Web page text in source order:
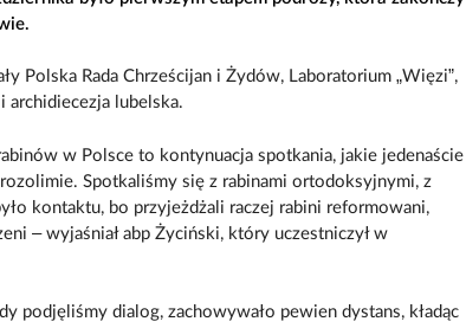
Polska Rada Chrześcijan i Żydów, Laboratorium „Więzi”,
archidiecezja lubelska.
w Polsce to kontynuacja spotkania, jakie jedenaście
Spotkaliśmy się z rabinami ortodoksyjnymi, z
kontaktu, bo przyjeżdżali raczej rabini reformowani,
– wyjaśniał abp Życiński, który uczestniczył w
podjęliśmy dialog, zachowywało pewien dystans, kładąc